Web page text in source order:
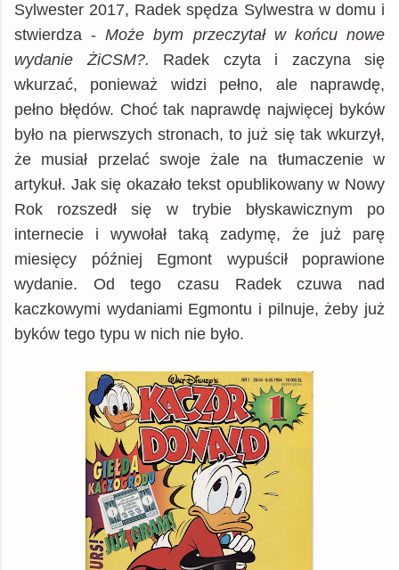
Sylwester 2017, Radek spędza Sylwestra w domu i
stwierdza -Może bym przeczytał w końcu nowe
wydanie ŻiCSM?. Radek czyta i zaczyna się
wkurzać, ponieważ widzi pełno, ale naprawdę,
pełno błędów. Choć tak naprawdę najwięcej byków
było na pierwszych stronach, to już się tak wkurzył,
że musiał przelać swoje żale na tłumaczenie w
artykuł. Jak się okazało tekst opublikowany w Nowy
Rok rozszedł się w trybie błyskawicznym po
internecie i wywołał taką zadymę, że już parę
miesięcy później Egmont wypuścił poprawione
wydanie. Od tego czasu Radek czuwa nad
kaczkowymi wydaniami Egmontu i pilnuje, żeby już
byków tego typu w nich nie było.